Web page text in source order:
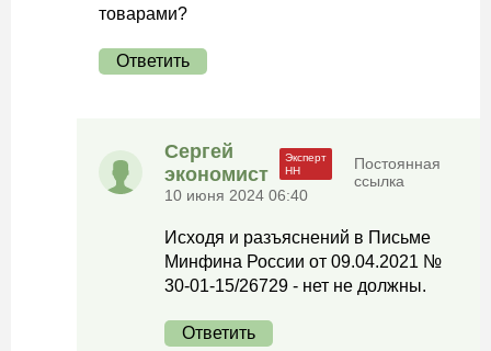
товарами?
Ответить
Сергей
экономист
10 июня 2024 06:40
Постоянная
ссылка
Исходя и разъяснений в Письме
Минфина России от 09.04.2021 №
30-01-15/26729 - нет не должны.
Ответить